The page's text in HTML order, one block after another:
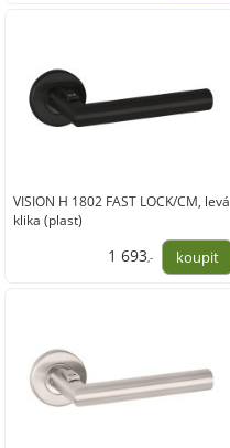
VISION H 1802 FAST LOCK/CM, levá
klika (plast)
1 693,-